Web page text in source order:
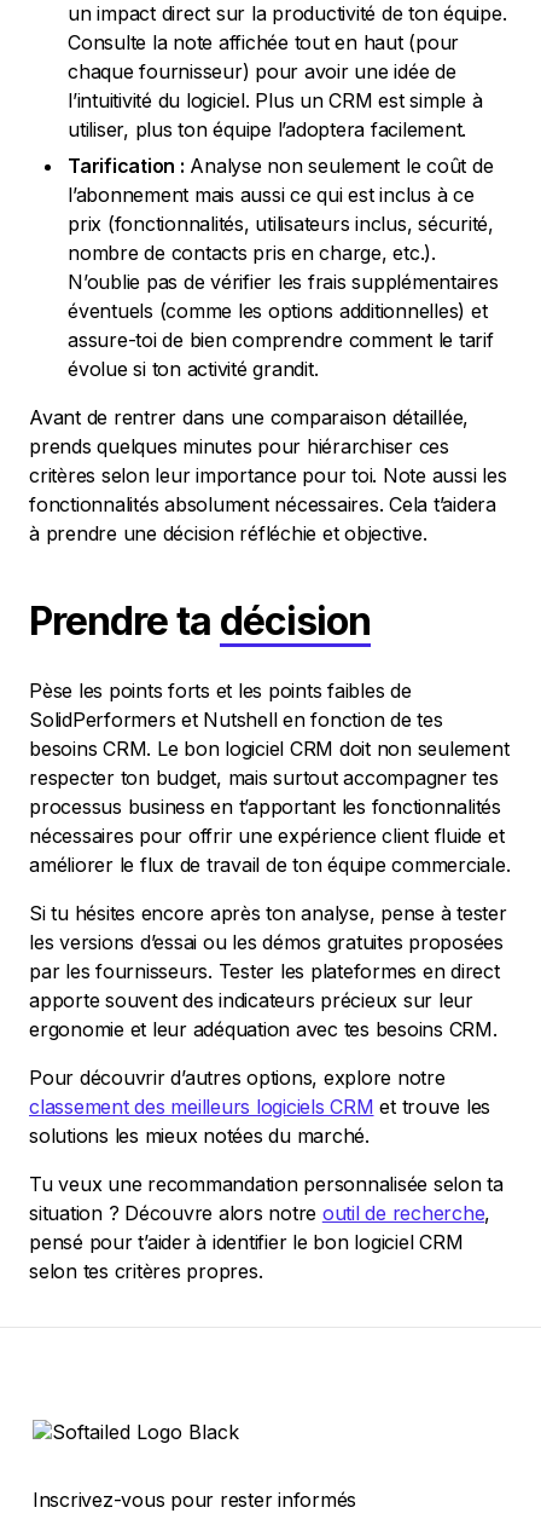
un impact direct sur la productivité de ton équipe.
Consulte la note affichée tout en haut (pour
chaque fournisseur) pour avoir une idée de
l’intuitivité du logiciel. Plus un CRM est simple à
utiliser, plus ton équipe l’adoptera facilement.
Tarification : Analyse non seulement le coût de
l’abonnement mais aussi ce qui est inclus à ce
prix (fonctionnalités, utilisateurs inclus, sécurité,
nombre de contacts pris en charge, etc.).
N’oublie pas de vérifier les frais supplémentaires
éventuels (comme les options additionnelles) et
assure-toi de bien comprendre comment le tarif
évolue si ton activité grandit.
Avant de rentrer dans une comparaison détaillée,
prends quelques minutes pour hiérarchiser ces
critères selon leur importance pour toi. Note aussi les
fonctionnalités absolument nécessaires. Cela t’aidera
à prendre une décision réfléchie et objective.
Prendre ta décision
Pèse les points forts et les points faibles de
SolidPerformers et Nutshell en fonction de tes
besoins CRM. Le bon logiciel CRM doit non seulement
respecter ton budget, mais surtout accompagner tes
processus business en t’apportant les fonctionnalités
nécessaires pour offrir une expérience client fluide et
améliorer le flux de travail de ton équipe commerciale.
Si tu hésites encore après ton analyse, pense à tester
les versions d’essai ou les démos gratuites proposées
par les fournisseurs. Tester les plateformes en direct
apporte souvent des indicateurs précieux sur leur
ergonomie et leur adéquation avec tes besoins CRM.
Pour découvrir d’autres options, explore notre
classement des meilleurs logiciels CRM et trouve les
solutions les mieux notées du marché.
Tu veux une recommandation personnalisée selon ta
situation ? Découvre alors notre outil de recherche,
pensé pour t’aider à identifier le bon logiciel CRM
selon tes critères propres.
Inscrivez-vous pour rester informés